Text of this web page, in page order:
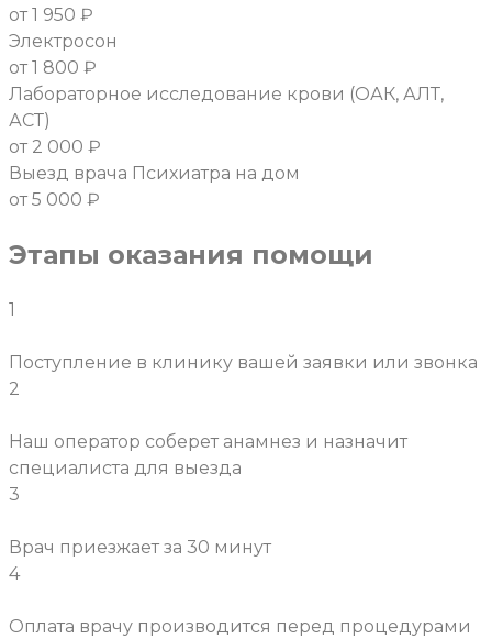
от 1 950 ₽
Электросон
от 1 800 ₽
Лабораторное исследование крови (ОАК, АЛТ,
АСТ)
от 2 000 ₽
Выезд врача Психиатра на дом
от 5 000 ₽
Этапы оказания помощи
1
Поступление в клинику вашей заявки или звонка
2
Наш оператор соберет анамнез и назначит
специалиста для выезда
3
Врач приезжает за 30 минут
4
Оплата врачу производится перед процедурами